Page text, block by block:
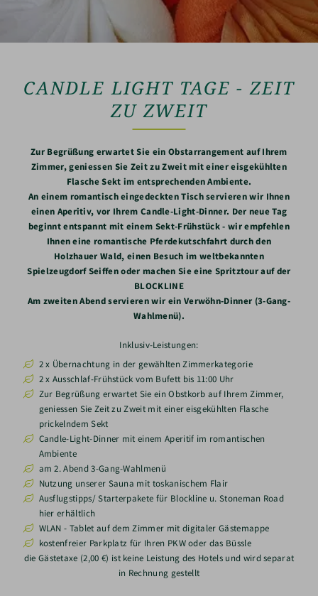
CANDLE LIGHT TAGE - ZEIT
ZU ZWEIT
Zur Begrüßung erwartet Sie ein Obstarrangement auf Ihrem
Zimmer, geniessen Sie Zeit zu Zweit mit einer eisgekühlten
Flasche Sekt im entsprechenden Ambiente.
An einem romantisch eingedeckten Tisch servieren wir Ihnen
einen Aperitiv, vor Ihrem Candle-Light-Dinner. Der neue Tag
beginnt entspannt mit einem Sekt-Frühstück - wir empfehlen
Ihnen eine romantische Pferdekutschfahrt durch den
Holzhauer Wald, einen Besuch im weltbekannten
Spielzeugdorf Seiffen oder machen Sie eine Spritztour auf der
BLOCKLINE
Am zweiten Abend servieren wir ein Verwöhn-Dinner (3-Gang-
Wahlmenü).
Inklusiv-Leistungen:
2 x Übernachtung in der gewählten Zimmerkategorie
2 x Ausschlaf-Frühstück vom Bufett bis 11:00 Uhr
Zur Begrüßung erwartet Sie ein Obstkorb auf Ihrem Zimmer,
geniessen Sie Zeit zu Zweit mit einer eisgekühlten Flasche
prickelndem Sekt
Candle-Light-Dinner mit einem Aperitif im romantischen
Ambiente
am 2. Abend 3-Gang-Wahlmenü
Nutzung unserer Sauna mit toskanischem Flair
Ausflugstipps/ Starterpakete für Blockline u. Stoneman Road
hier erhältlich
WLAN - Tablet auf dem Zimmer mit digitaler Gästemappe
kostenfreier Parkplatz für Ihren PKW oder das Büssle
die Gästetaxe (2,00 €) ist keine Leistung des Hotels und wird separat
in Rechnung gestellt